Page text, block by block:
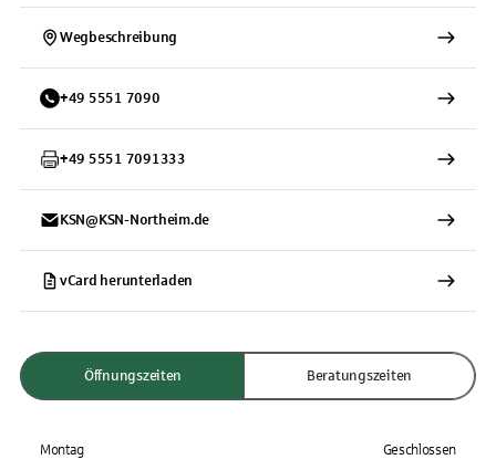
Wegbeschreibung
+49 5551 7090
+49 5551 7091333
KSN@KSN-Northeim.de
vCard herunterladen
Öffnungszeiten Beratungszeiten
Montag Geschlossen